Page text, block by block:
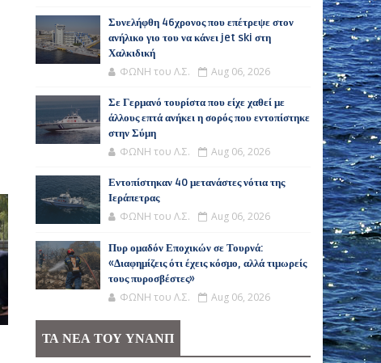
Συνελήφθη 46χρονος που επέτρεψε στον
ανήλικο γιο του να κάνει jet ski στη
Χαλκιδική
ΦΩΝΗ του Λ.Σ. Aug 06, 2026
Σε Γερμανό τουρίστα που είχε χαθεί με
άλλους επτά ανήκει η σορός που εντοπίστηκε
στην Σύμη
ΦΩΝΗ του Λ.Σ. Aug 06, 2026
Εντοπίστηκαν 40 μετανάστες νότια της
Ιεράπετρας
ΦΩΝΗ του Λ.Σ. Aug 06, 2026
Πυρ ομαδόν Εποχικών σε Τουρνά:
«Διαφημίζεις ότι έχεις κόσμο, αλλά τιμωρείς
τους πυροσβέστες»
ΦΩΝΗ του Λ.Σ. Aug 06, 2026
ΤΑ ΝΕΑ ΤΟΥ ΥΝΑΝΠ